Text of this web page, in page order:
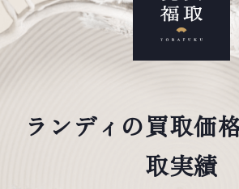
ランディの買取価
取実績